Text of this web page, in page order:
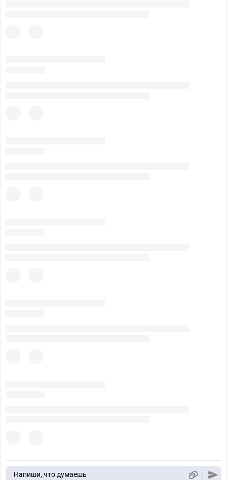
Напиши, что думаешь